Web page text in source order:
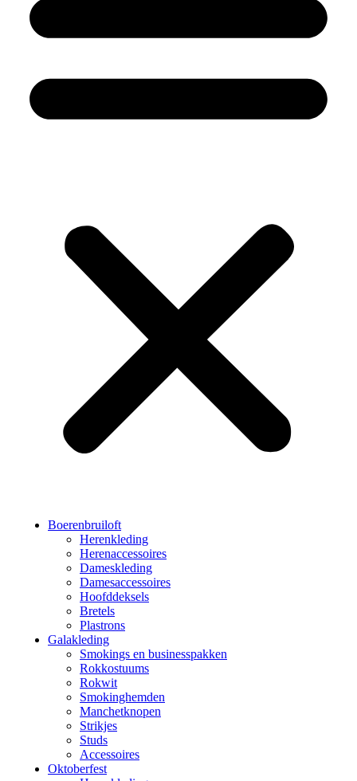
Boerenbruiloft
Herenkleding
Herenaccessoires
Dameskleding
Damesaccessoires
Hoofddeksels
Bretels
Plastrons
Galakleding
Smokings en businesspakken
Rokkostuums
Rokwit
Smokinghemden
Manchetknopen
Strikjes
Studs
Accessoires
Oktoberfest